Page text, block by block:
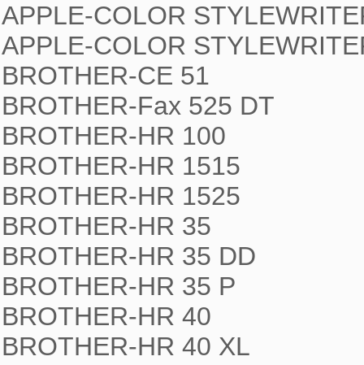
APPLE-COLOR
APPLE-COLOR
BROTHER-CE 51
BROTHER-Fax 525 DT
BROTHER-HR 100
BROTHER-HR 1515
BROTHER-HR 1525
BROTHER-HR 35
BROTHER-HR 35 DD
BROTHER-HR 35 P
BROTHER-HR 40
BROTHER-HR 40 XL